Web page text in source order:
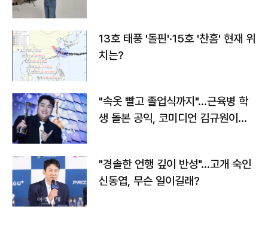
13호 태풍 '돌핀'·15호 '찬홈' 현재 위
치는?
"속옷 빨고 졸업식까지"…근육병 학
생 돌본 공익, 코미디언 김규원이었
"경솔한 언행 깊이 반성"…고개 숙인
신동엽, 무슨 일이길래?